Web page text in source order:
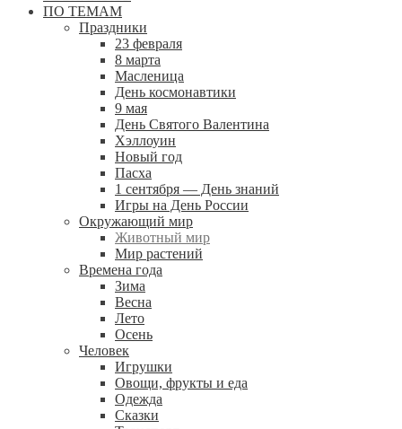
ПО ТЕМАМ
Праздники
23 февраля
8 марта
Масленица
День космонавтики
9 мая
День Святого Валентина
Хэллоуин
Новый год
Пасха
1 сентября — День знаний
Игры на День России
Окружающий мир
Животный мир
Мир растений
Времена года
Зима
Весна
Лето
Осень
Человек
Игрушки
Овощи, фрукты и еда
Одежда
Сказки